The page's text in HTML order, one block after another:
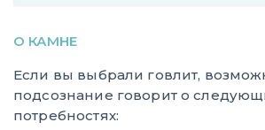
О КАМНЕ
Если вы выбрали говлит,
подсознание говорит о
потребностях: